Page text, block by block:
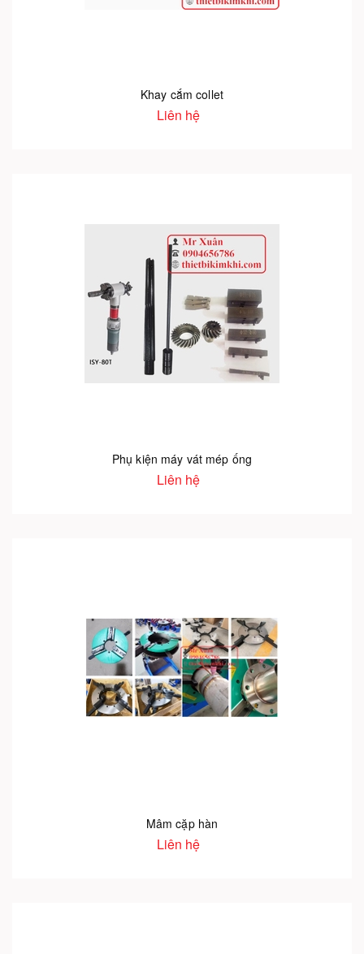
Khay cắm collet
Liên hệ
Phụ kiện máy vát mép ống
Liên hệ
Mâm cặp hàn
Liên hệ